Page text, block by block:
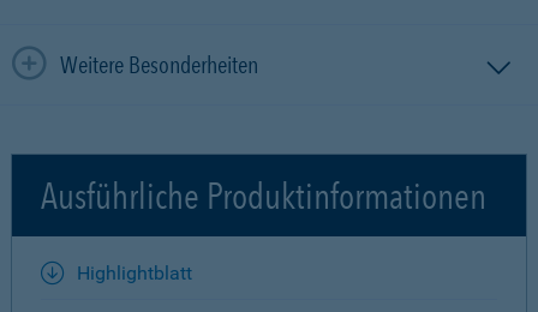
Weitere Besonderheiten
Ausführliche Produktinformationen
Highlightblatt